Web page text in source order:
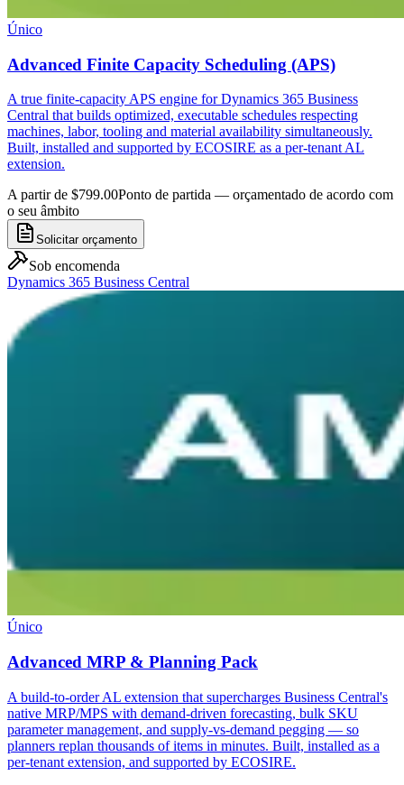
Único
Advanced Finite Capacity Scheduling (APS)
A true finite-capacity APS engine for Dynamics 365 Business
Central that builds optimized, executable schedules respecting
machines, labor, tooling and material availability simultaneously.
Built, installed and supported by ECOSIRE as a per-tenant AL
extension.
A partir de $799.00Ponto de partida — orçamentado de acordo com
o seu âmbito
Solicitar orçamento
Sob encomenda
Dynamics 365 Business Central
Único
Advanced MRP & Planning Pack
A build-to-order AL extension that supercharges Business Central's
native MRP/MPS with demand-driven forecasting, bulk SKU
parameter management, and supply-vs-demand pegging — so
planners replan thousands of items in minutes. Built, installed as a
per-tenant extension, and supported by ECOSIRE.